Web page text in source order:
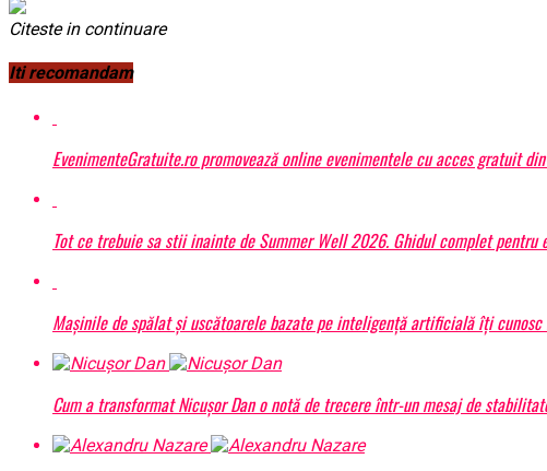
Citeste in continuare
Iti recomandam
EvenimenteGratuite.ro promovează online evenimentele cu acces gratuit
Tot ce trebuie sa stii inainte de Summer Well 2026. Ghidul complet pentru
Mașinile de spălat și uscătoarele bazate pe inteligență artificială îți
Cum a transformat Nicușor Dan o notă de trecere într-un mesaj de